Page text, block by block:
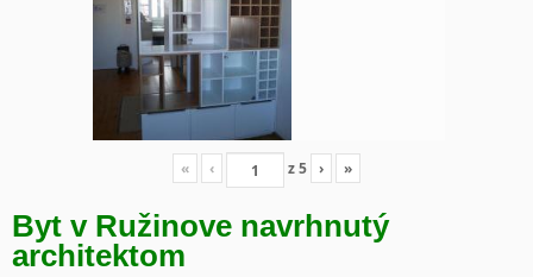
« ‹ z5 › »
Byt v Ružinove navrhnutý
architektom